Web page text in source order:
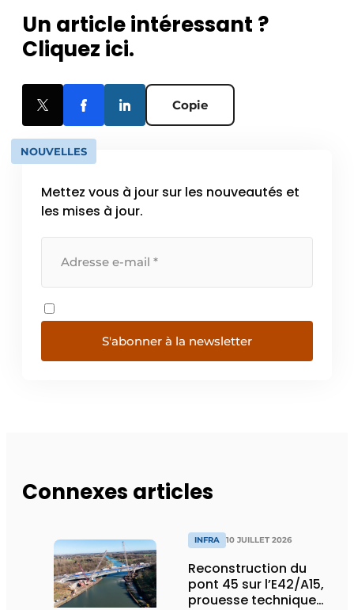
Un article intéressant ?
Cliquez ici.
Copie
NOUVELLES
Mettez vous à jour sur les nouveautés et
les mises à jour.
S'abonner à la newsletter
Connexes articles
INFRA 10 JUILLET 2026
Reconstruction du
pont 45 sur l’E42/A15,
prouesse technique